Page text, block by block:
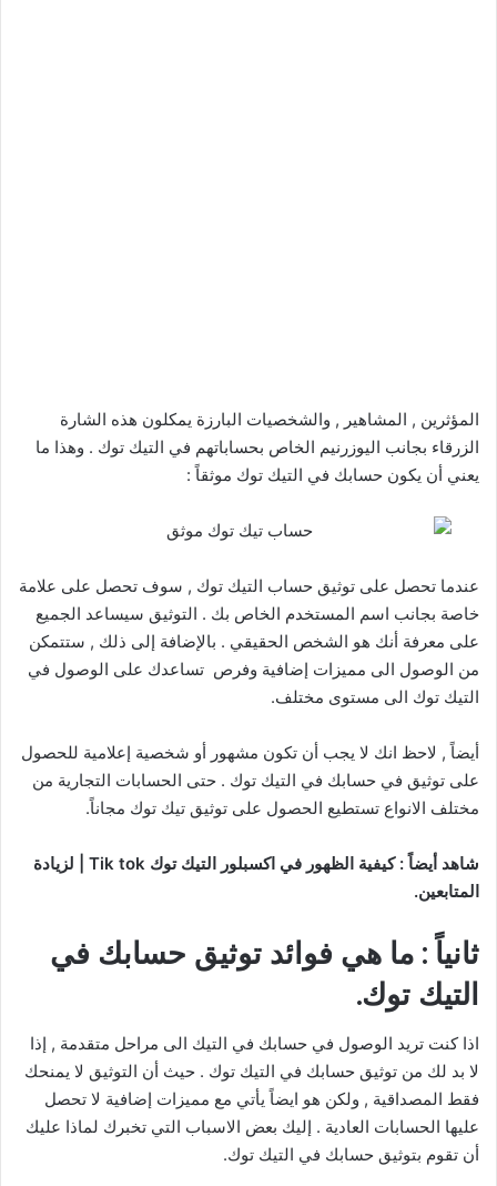
المؤثرين , المشاهير , والشخصيات البارزة يمكلون هذه الشارة
الزرقاء بجانب اليوزرنيم الخاص بحساباتهم في التيك توك . وهذا ما
يعني أن يكون حسابك في التيك توك موثقاً :
عندما تحصل على توثيق حساب التيك توك , سوف تحصل على علامة
خاصة بجانب اسم المستخدم الخاص بك . التوثيق سيساعد الجميع
على معرفة أنك هو الشخص الحقيقي . بالإضافة إلى ذلك , ستتمكن
من الوصول الى مميزات إضافية وفرص تساعدك على الوصول في
التيك توك الى مستوى مختلف.
أيضاً , لاحظ انك لا يجب أن تكون مشهور أو شخصية إعلامية للحصول
على توثيق في حسابك في التيك توك . حتى الحسابات التجارية من
مختلف الانواع تستطيع الحصول على توثيق تيك توك مجاناً.
شاهد أيضاً : كيفية الظهور في اكسبلور التيك توك Tik tok | لزيادة
المتابعين.
ثانياً : ما هي فوائد توثيق حسابك في
التيك توك.
اذا كنت تريد الوصول في حسابك في التيك الى مراحل متقدمة , إذا
لا بد لك من توثيق حسابك في التيك توك . حيث أن التوثيق لا يمنحك
فقط المصداقية , ولكن هو ايضاً يأتي مع مميزات إضافية لا تحصل
عليها الحسابات العادية . إليك بعض الاسباب التي تخبرك لماذا عليك
أن تقوم بتوثيق حسابك في التيك توك.